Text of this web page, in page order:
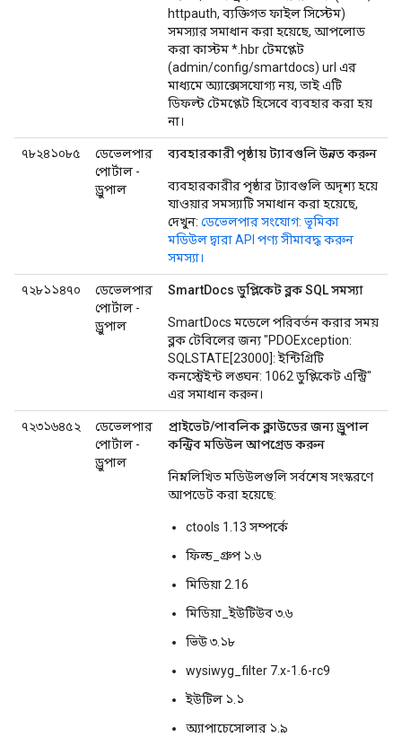
httpauth, ব্যক্তিগত ফাইল সিস্টেম)
সমস্যার সমাধান করা হয়েছে, আপলোড
করা কাস্টম *.hbr টেমপ্লেট
(admin/config/smartdocs) url এর
মাধ্যমে অ্যাক্সেসযোগ্য নয়, তাই এটি
ডিফল্ট টেমপ্লেট হিসেবে ব্যবহার করা হয়
না।
৭৮২৪১০৮৫
ডেভেলপার
পোর্টাল -
ড্রুপাল
ব্যবহারকারী পৃষ্ঠায় ট্যাবগুলি উন্নত করুন
ব্যবহারকারীর পৃষ্ঠার ট্যাবগুলি অদৃশ্য হয়ে
যাওয়ার সমস্যাটি সমাধান করা হয়েছে,
দেখুন: ডেভেলপার সংযোগ: ভূমিকা
মডিউল দ্বারা API পণ্য সীমাবদ্ধ করুন
সমস্যা।
৭২৮১১৪৭০
ডেভেলপার
পোর্টাল -
ড্রুপাল
SmartDocs ডুপ্লিকেট ব্লক SQL সমস্যা
SmartDocs মডেলে পরিবর্তন করার সময়
ব্লক টেবিলের জন্য "PDOException:
SQLSTATE[23000]: ইন্টিগ্রিটি
কনস্ট্রেইন্ট লঙ্ঘন: 1062 ডুপ্লিকেট এন্ট্রি"
এর সমাধান করুন।
৭২৩১৬৪৫২
ডেভেলপার
পোর্টাল -
ড্রুপাল
প্রাইভেট/পাবলিক ক্লাউডের জন্য ড্রুপাল
কন্ট্রিব মডিউল আপগ্রেড করুন
নিম্নলিখিত মডিউলগুলি সর্বশেষ সংস্করণে
আপডেট করা হয়েছে:
ctools 1.13 সম্পর্কে
ফিল্ড_গ্রুপ ১.৬
মিডিয়া 2.16
মিডিয়া_ইউটিউব ৩.৬
ভিউ ৩.১৮
wysiwyg_filter 7.x-1.6-rc9
ইউটিল ১.১
অ্যাপাচেসোলার ১.৯